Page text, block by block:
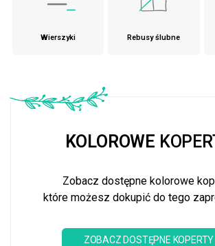
Wierszyki Rebusy ślubne
KOLOROWE
Zobacz dostępne kolorowe
które możesz dokupić do tego
ZOBACZ DOSTĘPNE KOPERTY